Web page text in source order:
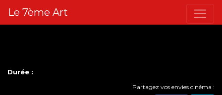
Le 7ème Art
Durée :
Partagez vos envies cinéma :